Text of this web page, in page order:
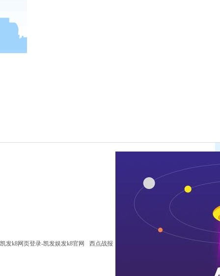
凯发k8网页登录-凯发娱发k8官网 西点战报